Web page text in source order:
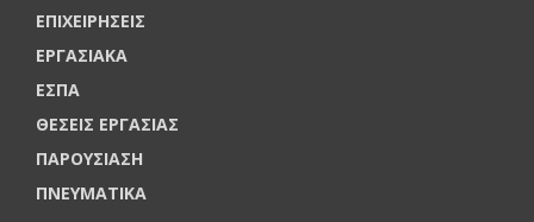
ΕΠΙΧΕΙΡΗΣΕΙΣ
ΕΡΓΑΣΙΑΚΑ
ΕΣΠΑ
ΘΕΣΕΙΣ ΕΡΓΑΣΙΑΣ
ΠΑΡΟΥΣΙΑΣΗ
ΠΝΕΥΜΑΤΙΚΑ